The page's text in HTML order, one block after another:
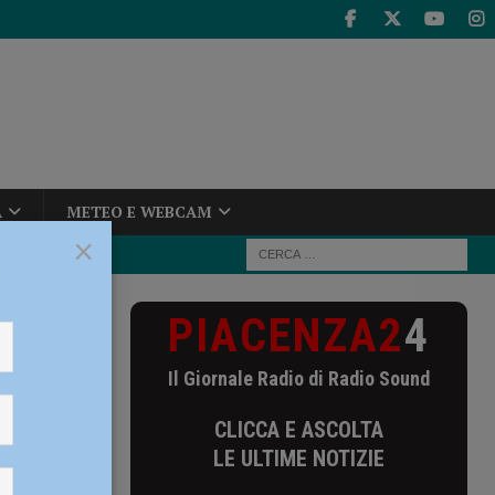
METEO E WEBCAM
la 4° fase
la
PIACENZA24
Il Giornale Radio di Radio Sound
CLICCA E ASCOLTA
LE ULTIME NOTIZIE
×